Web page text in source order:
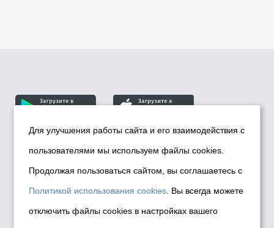
© Департамент информационной политики мэрии
города Новосибирска, 2026
Политика использования Cookies
Политика по обработке персональных
данных в информационных системах
Для улучшения работы сайта и его взаимодействия с
пользователями мы используем файлы cookies.
Продолжая пользоваться сайтом, вы соглашаетесь с
Политикой использования cookies . Вы всегда можете
отключить файлы cookies в настройках вашего